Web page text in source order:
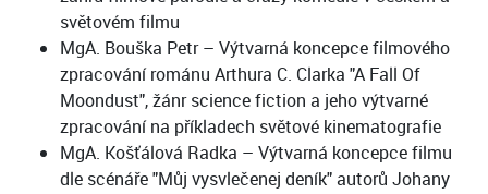
světovém filmu
MgA. Bouška Petr – Výtvarná koncepce filmového
zpracování románu Arthura C. Clarka "A Fall Of
Moondust", žánr science fiction a jeho výtvarné
zpracování na příkladech světové kinematografie
MgA. Košťálová Radka – Výtvarná koncepce filmu
dle scénáře "Můj vysvlečenej deník" autorů Johany